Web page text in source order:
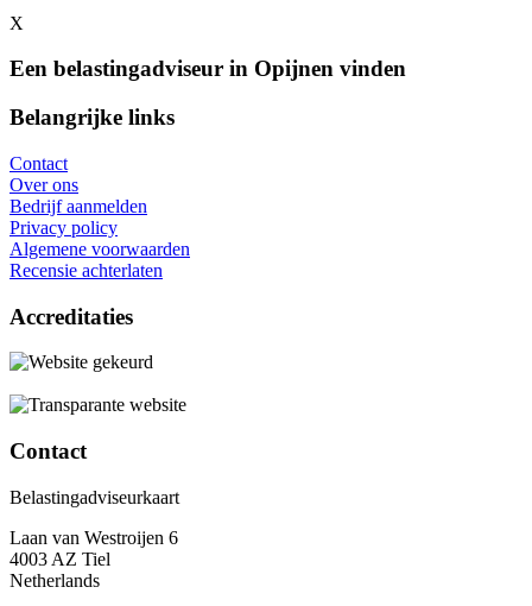
X
Een belastingadviseur in Opijnen vinden
Belangrijke links
Contact
Over ons
Bedrijf aanmelden
Privacy policy
Algemene voorwaarden
Recensie achterlaten
Accreditaties
Contact
Belastingadviseurkaart
Laan van Westroijen 6
4003 AZ Tiel
Netherlands